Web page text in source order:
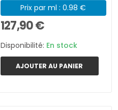
Prix par ml : 0.98 €
127,90 €
Disponibilité: En stock
AJOUTER AU PANIER